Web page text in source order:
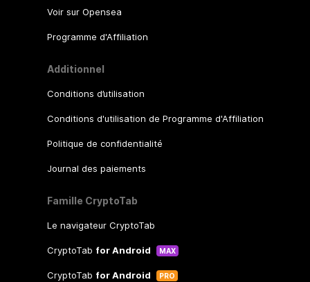
Voir sur Opensea
Programme d'Affiliation
Additionnel
Conditions d’utilisation
Conditions d'utilisation de Programme d'Affiliation
Politique de confidentialité
Journal des paiements
Famille CryptoTab
Le navigateur CryptoTab
CryptoTab for Android MAX
CryptoTab for Android PRO